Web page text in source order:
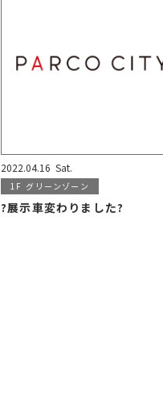
2022.04.16 Sat.
1F グリーンゾーン
?展示車変わりました?